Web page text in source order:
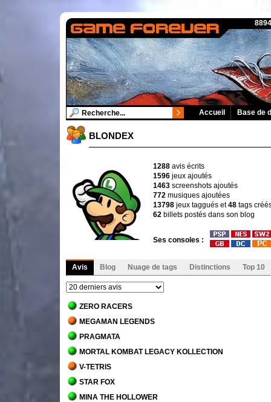
Accueil Base de
BLONDEX
1288 avis écrits
1596 jeux ajoutés
1463 screenshots ajoutés
772 musiques ajoutées
13798 jeux taggués et48 tags
62 billets postés dans son blog
Ses consoles :
Avis Blog Nuage de tags Distinctions Top 10
ZERO RACERS
MEGAMAN LEGENDS
PRAGMATA
MORTAL KOMBAT LEGACY KOLLECTION
V-TETRIS
STAR FOX
MINA THE HOLLOWER